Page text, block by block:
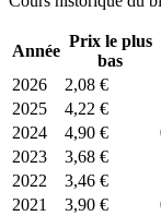
Année
Prix le plus
bas
2026
2,08 €
2025
4,22 €
2024
4,90 €
2023
3,68 €
2022
3,46 €
2021
3,90 €